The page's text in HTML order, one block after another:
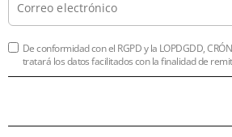
De conformidad con el RGPD y la LOPDGDD,
tratará los datos facilitados con la finalidad de